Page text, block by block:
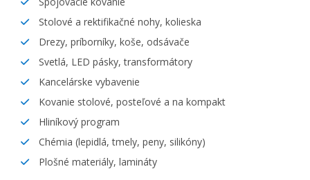
Stolové a rektifikačné nohy, kolieska
Drezy, príborníky, koše, odsávače
Svetlá, LED pásky, transformátory
Kancelárske vybavenie
Kovanie stolové, posteľové a na kompakt
Hliníkový program
Chémia (lepidlá, tmely, peny, silikóny)
Plošné materiály, lamináty